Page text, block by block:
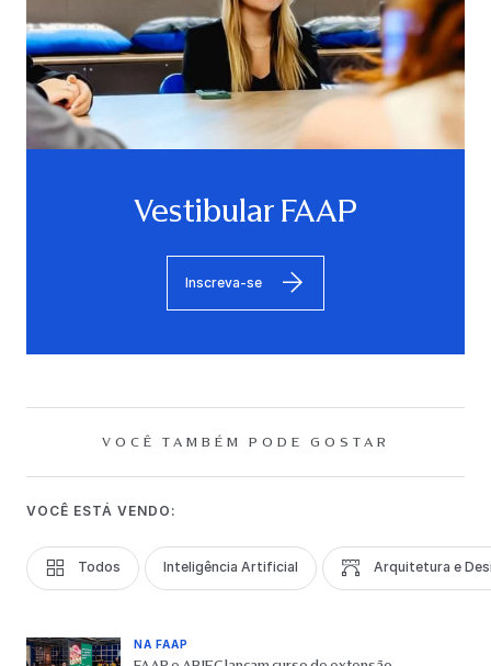
Vestibular FAAP
Inscreva-se
VOCÊ TAMBÉM PODE GOSTAR
VOCÊ ESTÁ VENDO:
Todos Inteligência Artificial Arquitetura e
NA FAAP